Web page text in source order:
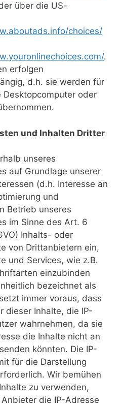
über die US-
choices/
.
erfolgen
d.h. sie werden für
Desktopcomputer oder
und Inhalten Dritter
unseres
auf Grundlage unserer
(d.h. Interesse an
und
Betrieb unseres
im Sinne des Art. 6
Inhalts- oder
von Drittanbietern ein,
und Services, wie z.B.
einzubinden
bezeichnet als
immer voraus, dass
dieser Inhalte, die IP-
wahrnehmen, da sie
die Inhalte nicht an
könnten. Die IP-
für die Darstellung
Wir bemühen
zu verwenden,
die IP-Adresse